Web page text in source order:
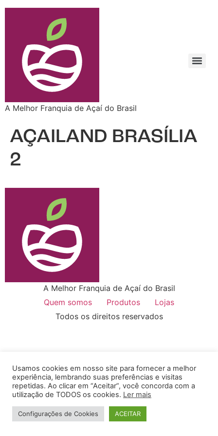
A Melhor Franquia de Açaí do Brasil
AÇAILAND BRASÍLIA
2
A Melhor Franquia de Açaí do Brasil
Quem somos
Produtos
Lojas
Todos os direitos reservados
Usamos cookies em nosso site para fornecer a melhor
experiência, lembrando suas preferências e visitas
repetidas. Ao clicar em “Aceitar”, você concorda com a
utilização de TODOS os cookies. Ler mais
Configurações de Cookies ACEITAR